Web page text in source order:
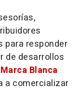
para responder
de desarrollos
Blanca
a comercializar